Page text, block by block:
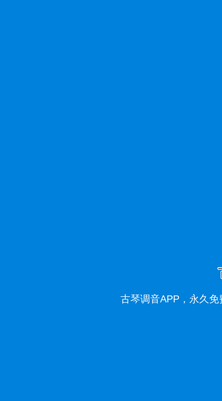
古琴调音APP，永久